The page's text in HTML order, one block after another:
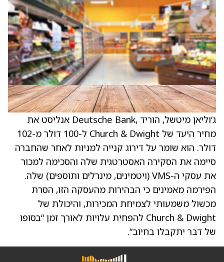
ג’וליאן מיטשל, הוריד ,Deutsche Bank אנליסט את
מחיר היעד של Church & Dwight ל-100 דולר מ-102
דולר. הוא שומר על דירוג קנייה למניות לאחר שהחברה
סיימה את הסקירה האסטרטגית שלה והסכימה למכור
את עסקי ה-VMS (ויטמינים, מינרלים ותוספים) שלה.
הפירמה מאמינים כי הבהירות מהעסקה הזו, הסרת
מכשול משמעותי לצמיחת המכירות, והיכולת של
Church & Dwight להפחית עלויות לאורך זמן “בסופו
של דבר יתקבלו בחיוב”.